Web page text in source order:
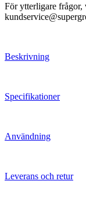
För ytterligare frågor,
Beskrivning
Specifikationer
Användning
Leverans och retur